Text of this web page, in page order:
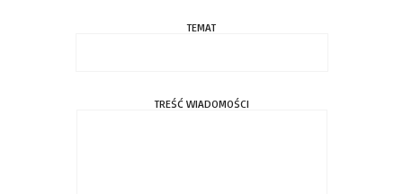
TEMAT
TREŚĆ WIADOMOŚCI